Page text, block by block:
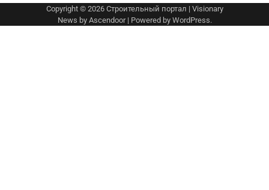
Copyright © 2026 Строительный портал | Visionary
News by Ascendoor| Powered by WordPress.